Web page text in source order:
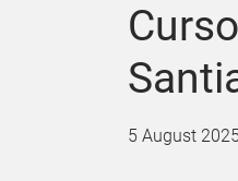
5 August 2025